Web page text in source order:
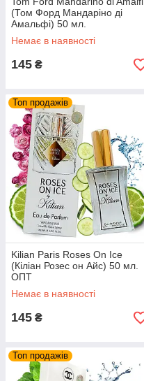
(Том Форд Мандаріно ді
Амальфі) 50 мл.
Немає в наявності
145 ₴
Топ продажів
Kilian Paris Roses On Ice
(Кіліан Розес он Айс) 50 мл.
ОПТ
Немає в наявності
145 ₴
Топ продажів